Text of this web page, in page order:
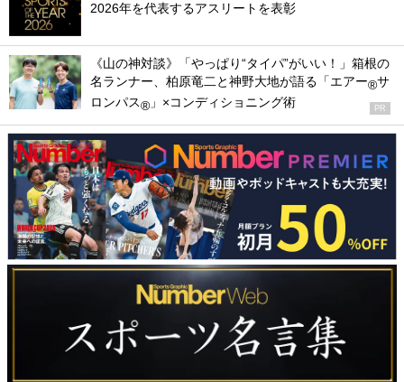
2026年を代表するアスリートを表彰
《山の神対談》「やっぱり“タイパ”がいい！」箱根の
名ランナー、柏原竜二と神野大地が語る「エアー®サ
ロンパス® 」×コンディショニング術 PR